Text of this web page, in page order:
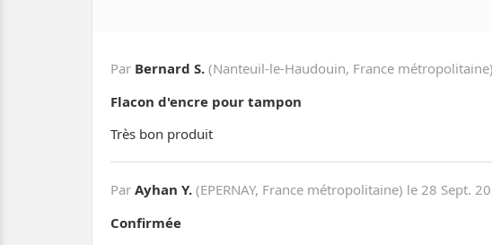
Par Bernard S. (Nanteuil-le-Haudouin, France
Flacon d'encre pour tampon
Très bon produit
Par Ayhan Y. (EPERNAY, France métropolitaine) le 28 Sept.
Confirmée